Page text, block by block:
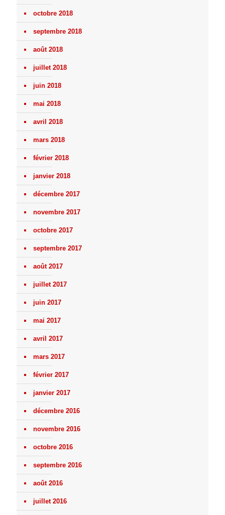
octobre 2018
septembre 2018
août 2018
juillet 2018
juin 2018
mai 2018
avril 2018
mars 2018
février 2018
janvier 2018
décembre 2017
novembre 2017
octobre 2017
septembre 2017
août 2017
juillet 2017
juin 2017
mai 2017
avril 2017
mars 2017
février 2017
janvier 2017
décembre 2016
novembre 2016
octobre 2016
septembre 2016
août 2016
juillet 2016